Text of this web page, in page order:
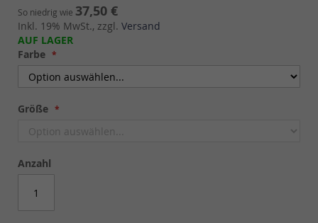
images
gallery
So niedrig wie 37,50 €
Inkl. 19% MwSt., zzgl. Versand
AUF LAGER
Farbe
Größe
Anzahl